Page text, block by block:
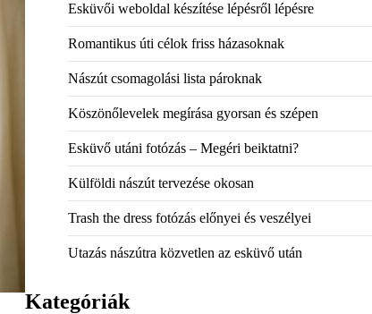
Esküvői weboldal készítése lépésről lépésre
Romantikus úti célok friss házasoknak
Nászút csomagolási lista pároknak
Köszönőlevelek megírása gyorsan és szépen
Esküvő utáni fotózás – Megéri beiktatni?
Külföldi nászút tervezése okosan
Trash the dress fotózás előnyei és veszélyei
Utazás nászútra közvetlen az esküvő után
Kategóriák